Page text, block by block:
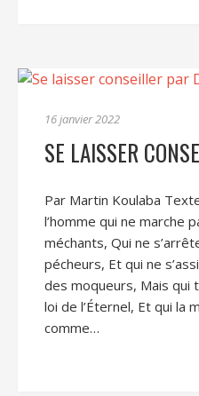
16 janvier 2022
SE LAISSER
Par Martin Koulaba
l’homme qui ne marche
méchants, Qui ne
pécheurs, Et qui ne
des moqueurs, Mais qui
loi de l’Éternel, Et qui la
comme…